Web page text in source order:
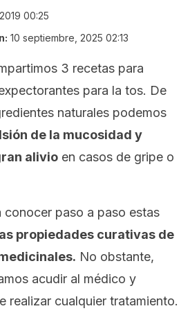
00:25
10 septiembre, 2025 02:13
3 recetas para
para la tos. De
naturales podemos
de la mucosidad y
alivio en casos de gripe o
conocer paso a paso estas
propiedades curativas de
No obstante,
acudir al médico y
realizar cualquier tratamiento.